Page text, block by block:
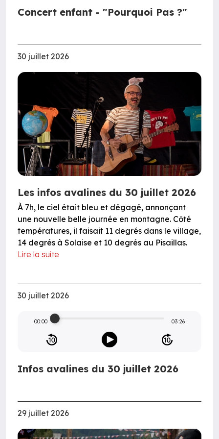
Concert enfant - "Pourquoi Pas ?"
30 juillet 2026
Les infos avalines du 30 juillet 2026
À 7h, le ciel était bleu et dégagé, annonçant
une nouvelle belle journée en montagne. Côté
températures, il faisait 11 degrés dans le village,
14 degrés à Solaise et 10 degrés au Pisaillas.
Lire la suite
30 juillet 2026
00:00 03:26
Infos avalines du 30 juillet 2026
29 juillet 2026